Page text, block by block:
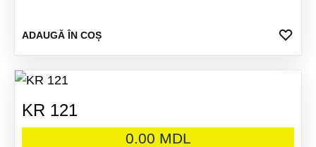
ADAUGĂ ÎN COȘ
KR 121
0.00 MDL